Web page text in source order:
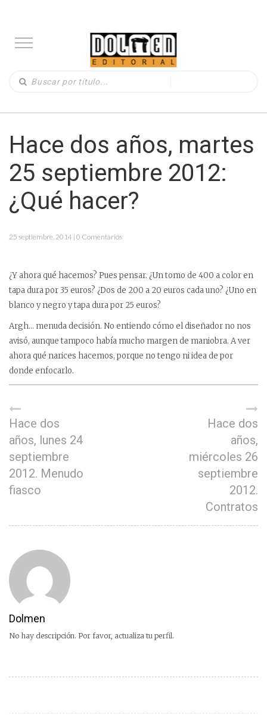
Hace dos años, martes
25 septiembre 2012:
¿Qué hacer?
25 septiembre, 2014 | 0 Comentarios
¿Y ahora qué hacemos? Pues pensar. ¿Un tomo de 400 a color en
tapa dura por 35 euros? ¿Dos de 200 a 20 euros cada uno? ¿Uno en
blanco y negro y tapa dura por 25 euros?
Argh… menuda decisión. No entiendo cómo el diseñador no nos
avisó, aunque tampoco había mucho margen de maniobra. A ver
ahora qué narices hacemos, porque no tengo ni idea de por
donde enfocarlo.
Hace dos
años, lunes 24
septiembre
2012. Menudo
fiasco
Hace dos
años,
miércoles 26
septiembre
2012.
Contratos
Dolmen
No hay descripción. Por favor, actualiza tu perfil.